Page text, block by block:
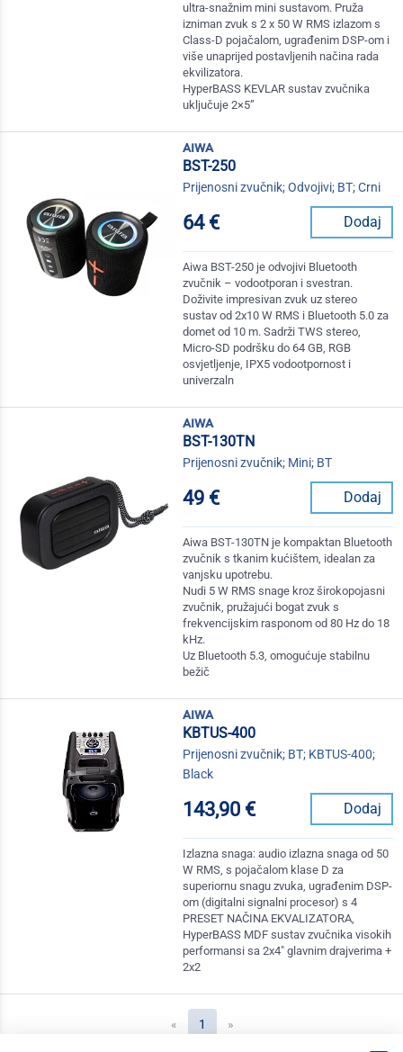
ultra-snažnim mini sustavom. Pruža
izniman zvuk s 2 x 50 W RMS izlazom s
Class-D pojačalom, ugrađenim DSP-om i
više unaprijed postavljenih načina rada
ekvilizatora.
HyperBASS KEVLAR sustav zvučnika
uključuje 2×5”
aiwa
BST-250
Prijenosni zvučnik; Odvojivi; BT; Crni
64 € Dodaj
Aiwa BST-250 je odvojivi Bluetooth
zvučnik – vodootporan i svestran.
Doživite impresivan zvuk uz stereo
sustav od 2x10 W RMS i Bluetooth 5.0 za
domet od 10 m. Sadrži TWS stereo,
Micro-SD podršku do 64 GB, RGB
osvjetljenje, IPX5 vodootpornost i
univerzaln
aiwa
BST-130TN
Prijenosni zvučnik; Mini; BT
49 € Dodaj
Aiwa BST-130TN je kompaktan Bluetooth
zvučnik s tkanim kućištem, idealan za
vanjsku upotrebu.
Nudi 5 W RMS snage kroz širokopojasni
zvučnik, pružajući bogat zvuk s
frekvencijskim rasponom od 80 Hz do 18
kHz.
Uz Bluetooth 5.3, omogućuje stabilnu
bežič
aiwa
KBTUS-400
Prijenosni zvučnik; BT; KBTUS-400;
Black
143,90 € Dodaj
Izlazna snaga: audio izlazna snaga od 50
W RMS, s pojačalom klase D za
superiornu snagu zvuka, ugrađenim DSP-
om (digitalni signalni procesor) s 4
PRESET NAČINA EKVALIZATORA,
HyperBASS MDF sustav zvučnika visokih
performansi sa 2x4" glavnim drajverima +
2x2
« 1 (current)
»